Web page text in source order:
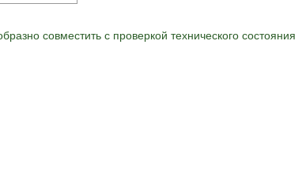
совместить с проверкой технического состояния